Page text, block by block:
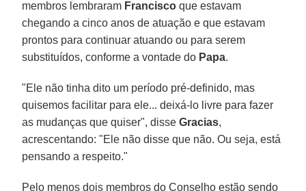
membros lembraram Francisco que estavam
chegando a cinco anos de atuação e que estavam
prontos para continuar atuando ou para serem
substituídos, conforme a vontade do Papa.
"Ele não tinha dito um período pré-definido, mas
quisemos facilitar para ele... deixá-lo livre para fazer
as mudanças que quiser", disseGracias,
acrescentando: "Ele não disse que não. Ou seja, está
pensando a respeito."
Pelo menos dois membros do Conselho estão sendo